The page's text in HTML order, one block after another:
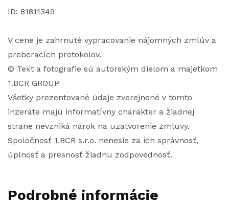
ID: 81811349
V cene je zahrnuté vypracovanie nájomných zmlúv a
preberacích protokolov.
© Text a fotografie sú autorským dielom a majetkom
1.BCR GROUP
Všetky prezentované údaje zverejnené v tomto
inzeráte majú informatívny charakter a žiadnej
strane nevzniká nárok na uzatvorenie zmluvy.
Spoločnosť 1.BCR s.r.o. nenesie za ich správnosť,
úplnosť a presnosť žiadnu zodpovednosť.
Podrobné informácie